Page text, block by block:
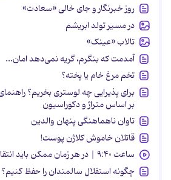
روز خبرنگار و جای خالی «سعادت»
در مسیر تولد ابریشم
تالاب «عینک»
آمدمت که بنگرم، گریه نمی‌دهد امان...
تخم مرغ خام یا پخته؟
برای پذیرایی چه لوستری بخریم؟
بر اساس متراژ و دکوراسیون
تاوان ناهماهنگی پنهان والدین
قاتلان خاموش کلاژن پوست!
ساعت ۹:۴۰ | در هر زمان ممکن باید انتقامشان را پس بدهند
چگونه استقلال سالمندان را حفظ کنیم؟